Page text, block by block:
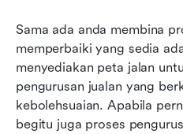
Sama ada anda membina
memperbaiki yang sedia
menyediakan peta jalan
pengurusan jualan yang
kebolehsuaian. Apabila
begitu juga proses